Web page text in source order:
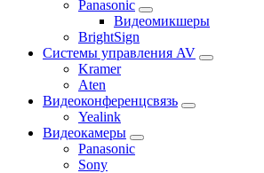
Panasonic
Видеомикшеры
BrightSign
Системы управления AV
Kramer
Aten
Видеоконференцсвязь
Yealink
Видеокамеры
Panasonic
Sony